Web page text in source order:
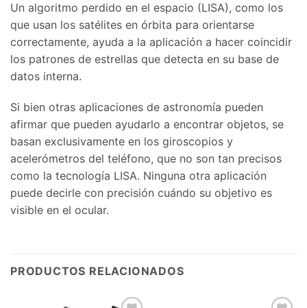
Un algoritmo perdido en el espacio (LISA), como los
que usan los satélites en órbita para orientarse
correctamente, ayuda a la aplicación a hacer coincidir
los patrones de estrellas que detecta en su base de
datos interna.
Si bien otras aplicaciones de astronomía pueden
afirmar que pueden ayudarlo a encontrar objetos, se
basan exclusivamente en los giroscopios y
acelerómetros del teléfono, que no son tan precisos
como la tecnología LISA. Ninguna otra aplicación
puede decirle con precisión cuándo su objetivo es
visible en el ocular.
PRODUCTOS RELACIONADOS